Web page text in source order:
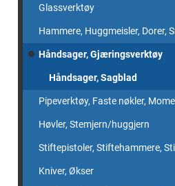
Glassverktøy
Hammere, Huggmeisler, Dorer,
Håndsager, Gjæringsverktøy
Håndsager, Sagblad
Pipeverktøy, Faste nøkler,
Høvler, Stemjern/huggjern
Stiftepistoler, Stiftehammere,
Kniver, Økser